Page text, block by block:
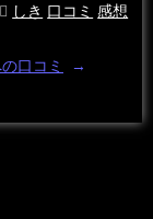
しき 口コミ 感想
口コミ →